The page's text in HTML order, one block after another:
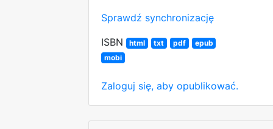
Sprawdź synchronizację
ISBN
html txt pdf
epub
mobi
Zaloguj się, aby opublikować.